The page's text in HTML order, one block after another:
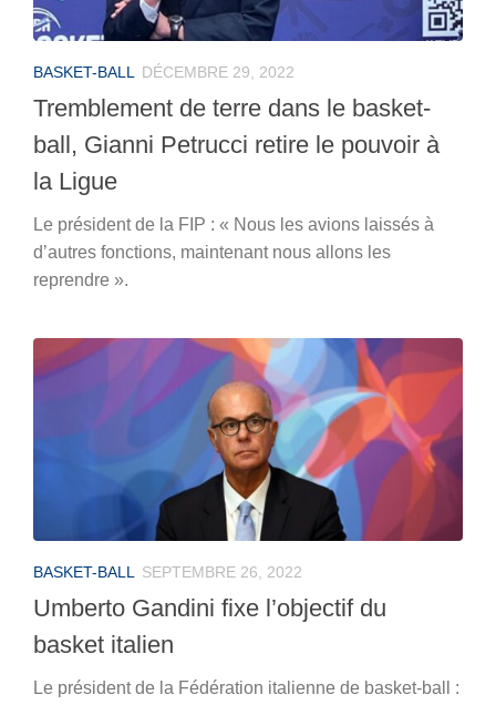
BASKET-BALL DÉCEMBRE 29, 2022
Tremblement de terre dans le basket-
ball, Gianni Petrucci retire le pouvoir à
la Ligue
Le président de la FIP : « Nous les avions laissés à
d’autres fonctions, maintenant nous allons les
reprendre ».
BASKET-BALL SEPTEMBRE 26, 2022
Umberto Gandini fixe l’objectif du
basket italien
Le président de la Fédération italienne de basket-ball :